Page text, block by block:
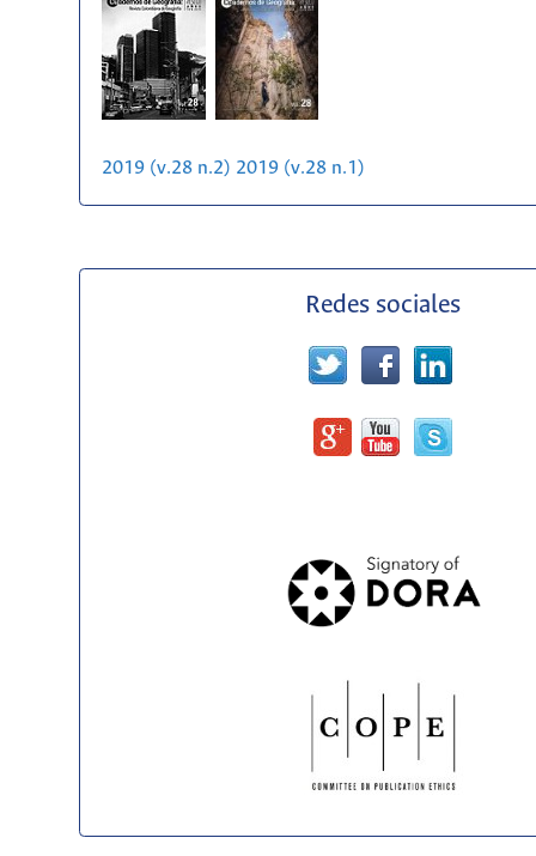
2019 (v.28 n.2) 2019 (v.28 n.1)
Redes sociales